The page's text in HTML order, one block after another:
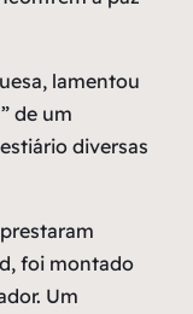
lamentou
de um
diversas
foi montado
Um